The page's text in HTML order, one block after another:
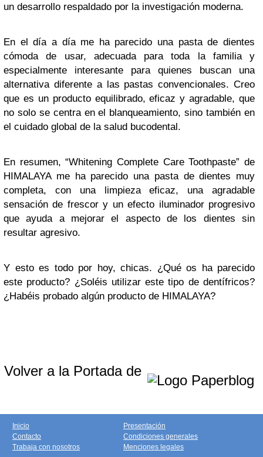
un desarrollo respaldado por la investigación moderna.
En el día a día me ha parecido una pasta de dientes
cómoda de usar, adecuada para toda la familia y
especialmente interesante para quienes buscan una
alternativa diferente a las pastas convencionales. Creo
que es un producto equilibrado, eficaz y agradable, que
no solo se centra en el blanqueamiento, sino también en
el cuidado global de la salud bucodental.
En resumen, “Whitening Complete Care Toothpaste” de
HIMALAYA me ha parecido una pasta de dientes muy
completa, con una limpieza eficaz, una agradable
sensación de frescor y un efecto iluminador progresivo
que ayuda a mejorar el aspecto de los dientes sin
resultar agresivo.
Y esto es todo por hoy, chicas. ¿Qué os ha parecido
este producto? ¿Soléis utilizar este tipo de dentífricos?
¿Habéis probado algún producto de HIMALAYA?
Volver a la Portada de
Inicio
Contacto
Trabaja con nosotros
Presentación
Condiciones generales
Menciones legales